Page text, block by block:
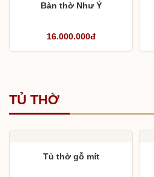
Bàn thờ Như Ý
16.000.000đ
TỦ THỜ
Tủ thờ gỗ mít